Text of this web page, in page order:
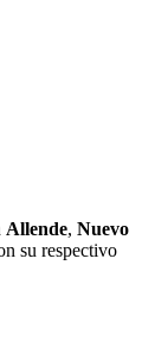
Allende, Nuevo
su respectivo